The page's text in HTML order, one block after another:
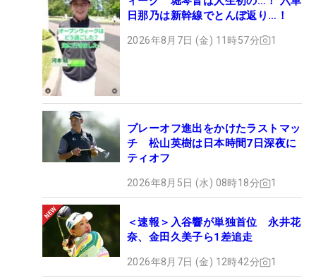
日那乃は新幹線でとんぼ返り…！
2026年8月7日 (金) 11時57分 1
プレーオフ進出をかけたラストマッ
チ 松山英樹は日本時間7日深夜に
ティオフ
2026年8月5日 (水) 08時18分 1
＜速報＞入谷響が単独首位 永井花
奈、金田久美子ら1差追走
2026年8月7日 (金) 12時42分 1